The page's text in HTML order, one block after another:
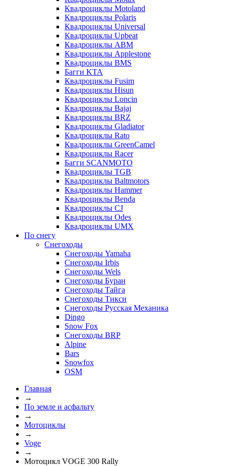
Квадроциклы Motoland
Квадроциклы Polaris
Квадроциклы Universal
Квадроциклы Upbeat
Квадроциклы ABM
Квадроциклы Applestone
Квадроциклы BMS
Багги KTA
Квадроциклы Fusim
Квадроциклы Hisun
Квадроциклы Loncin
Квадроциклы Bajaj
Квадроциклы BRZ
Квадроциклы Gladiator
Квадроциклы Rato
Квадроциклы GreenCamel
Квадроциклы Racer
Багги SCANMOTO
Квадроциклы TGB
Квадроциклы Baltmotors
Квадроциклы Hammer
Квадроциклы Benda
Квадроциклы CJ
Квадроциклы Odes
Квадроциклы UMX
По снегу
Снегоходы
Снегоходы Yamaha
Снегоходы Irbis
Снегоходы Wels
Снегоходы Буран
Снегоходы Тайга
Снегоходы Тикси
Снегоходы Русская Механика
Dingo
Snow Fox
Снегоходы BRP
Alpine
Bars
Snowfox
OSM
Главная
→
По земле и асфальту
→
Мотоциклы
→
Voge
→
Мотоцикл VOGE 300 Rally